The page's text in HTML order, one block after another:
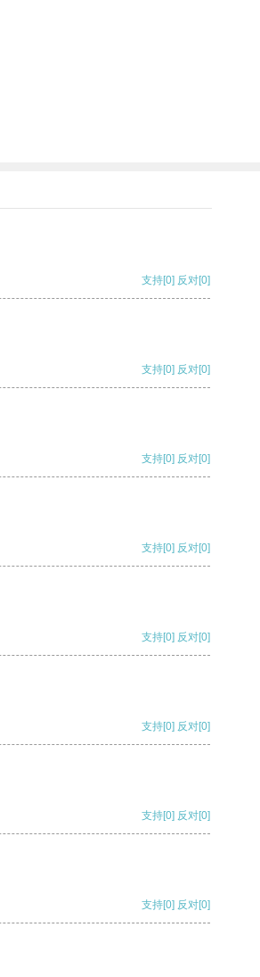
支持[0] 反对[0]
支持[0] 反对[0]
支持[0] 反对[0]
支持[0] 反对[0]
支持[0] 反对[0]
支持[0] 反对[0]
支持[0] 反对[0]
支持[0] 反对[0]